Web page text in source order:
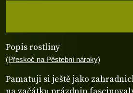
Popis rostliny
(Přeskoč na Pěstební nároky)
Pamatuji si ještě jako